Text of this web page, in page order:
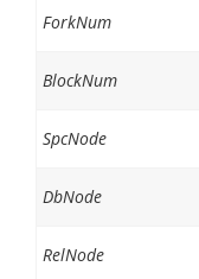
ForkNum
BlockNum
SpcNode
DbNode
RelNode